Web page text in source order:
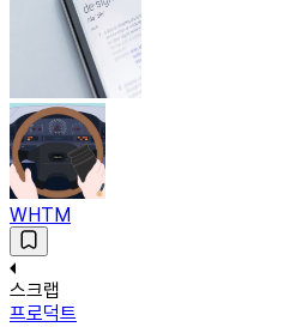
WHTM
스크랩
프로덕트